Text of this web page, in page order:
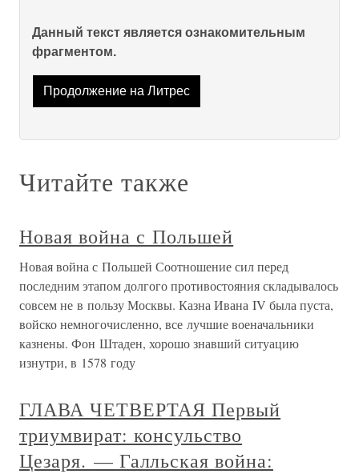
Данный текст является ознакомительным
фрагментом.
Продолжение на Литрес
Читайте также
Новая война с Польшей
Новая война с Польшей Соотношение сил перед
последним этапом долгого противостояния складывалось
совсем не в пользу Москвы. Казна Ивана IV была пуста,
войско немногочисленно, все лучшие военачальники
казнены. Фон Штаден, хорошо знавший ситуацию
изнутри, в 1578 году
ГЛАВА ЧЕТВЕРТАЯ Первый
триумвират: консульство
Цезаря. — Галльская война: